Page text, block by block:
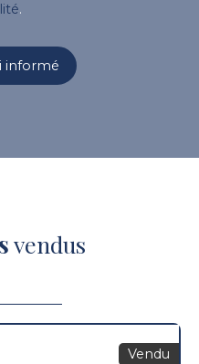
.
informé
vendus
Vendu